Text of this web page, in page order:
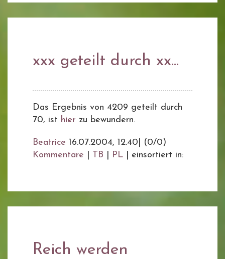
xxx geteilt durch xx...
Das Ergebnis von 4209 geteilt durch
70, ist hier zu bewundern.
Beatrice 16.07.2004, 12.40
(0/0)
Kommentare
TB PL einsortiert in:
Reich werden